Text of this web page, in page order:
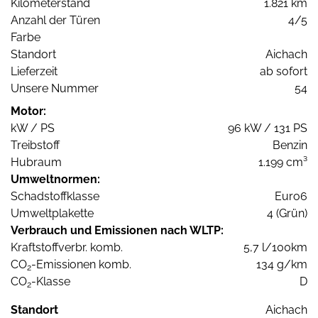
Kilometerstand
1.821 km
Anzahl der Türen
4/5
Farbe
Standort
Aichach
Lieferzeit
ab sofort
Unsere Nummer
54
Motor:
kW / PS
96 kW / 131 PS
Treibstoff
Benzin
Hubraum
1.199 cm³
Umweltnormen:
Schadstoffklasse
Euro6
Umweltplakette
4 (Grün)
Verbrauch und Emissionen nach WLTP:
Kraftstoffverbr. komb.
5,7 l/100km
CO2-Emissionen komb.
134 g/km
CO2-Klasse D
Standort Aichach